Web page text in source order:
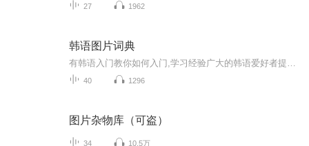
27 1962
韩语图片词典
40 1296
图片杂物库（可盗）
34 10.5万